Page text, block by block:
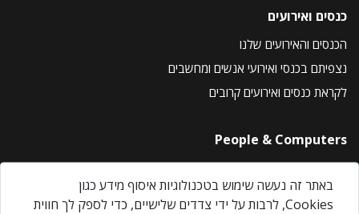
כנסים ואירועים
הכנסים והאירועים שלנו
נצפיתם בכנסי ואירועי אנשים ומחשבים
לקראת כנסים ואירועים קרובים
People & Computers
About Us
Privacy Policy
באתר זה נעשה שימוש בטכנולוגיות איסוף מידע כגון
Cookies, לרבות על ידי צדדים שלישיים, כדי לספק לך חווית